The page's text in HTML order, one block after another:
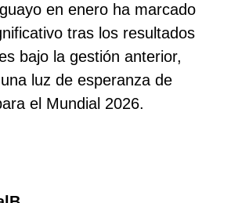
en enero ha marcado
tras los resultados
bajo la gestión anterior,
luz de esperanza de
el Mundial 2026.